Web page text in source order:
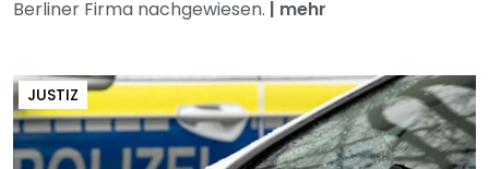
Berliner Firma nachgewiesen. | mehr
JUSTIZ